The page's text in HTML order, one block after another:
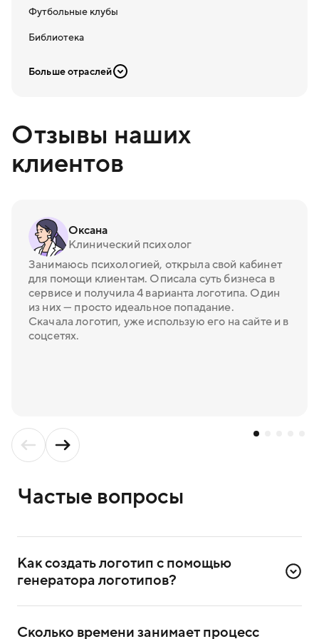
Футбольные клубы
Библиотека
Больше отраслей
Отзывы наших
клиентов
Оксана
Клинический психолог
Занимаюсь психологией, открыла свой кабинет
для помощи клиентам. Описала суть бизнеса в
сервисе и получила 4 варианта логотипа. Один
из них — просто идеальное попадание.
Скачала логотип, уже использую его на сайте и в
соцсетях.
Частые вопросы
Как создать логотип с помощью
генератора логотипов?
в сервисе. Достаточно ввести номер телефона
Сколько времени занимает процесс